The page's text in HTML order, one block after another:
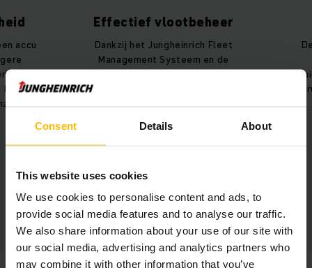
Consent Details About
This website uses cookies
We use cookies to personalise content and ads, to
provide social media features and to analyse our traffic.
We also share information about your use of our site with
our social media, advertising and analytics partners who
may combine it with other information that you’ve
Effectief vlootbeheer
Dankzij het Jungheinrich Fleet
Management Systeem en de
EasyAccess Transponder is altijd
inzichtelijk wie op welke heftruck
De
geluidsniveau.
heftrucks zeer